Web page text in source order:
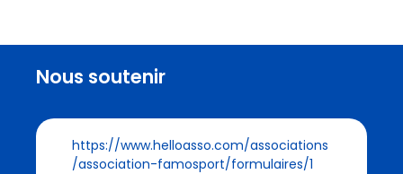
Nous soutenir
https://www.helloasso.com/associations
/association-famosport/formulaires/1